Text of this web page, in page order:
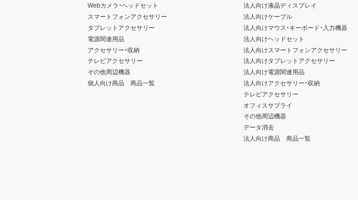
Webカメラ・ヘッドセット
スマートフォンアクセサリー
タブレットアクセサリー
電源関連用品
アクセサリー・収納
テレビアクセサリー
その他周辺機器
個人向け商品 商品一覧
法人向け液晶ディスプレイ
法人向けケーブル
法人向けマウス・キーボード・入力機器
法人向けヘッドセット
法人向けスマートフォンアクセサリー
法人向けタブレットアクセサリー
法人向け電源関連用品
法人向けアクセサリー・収納
テレビアクセサリー
オフィスサプライ
その他周辺機器
データ消去
法人向け商品 商品一覧